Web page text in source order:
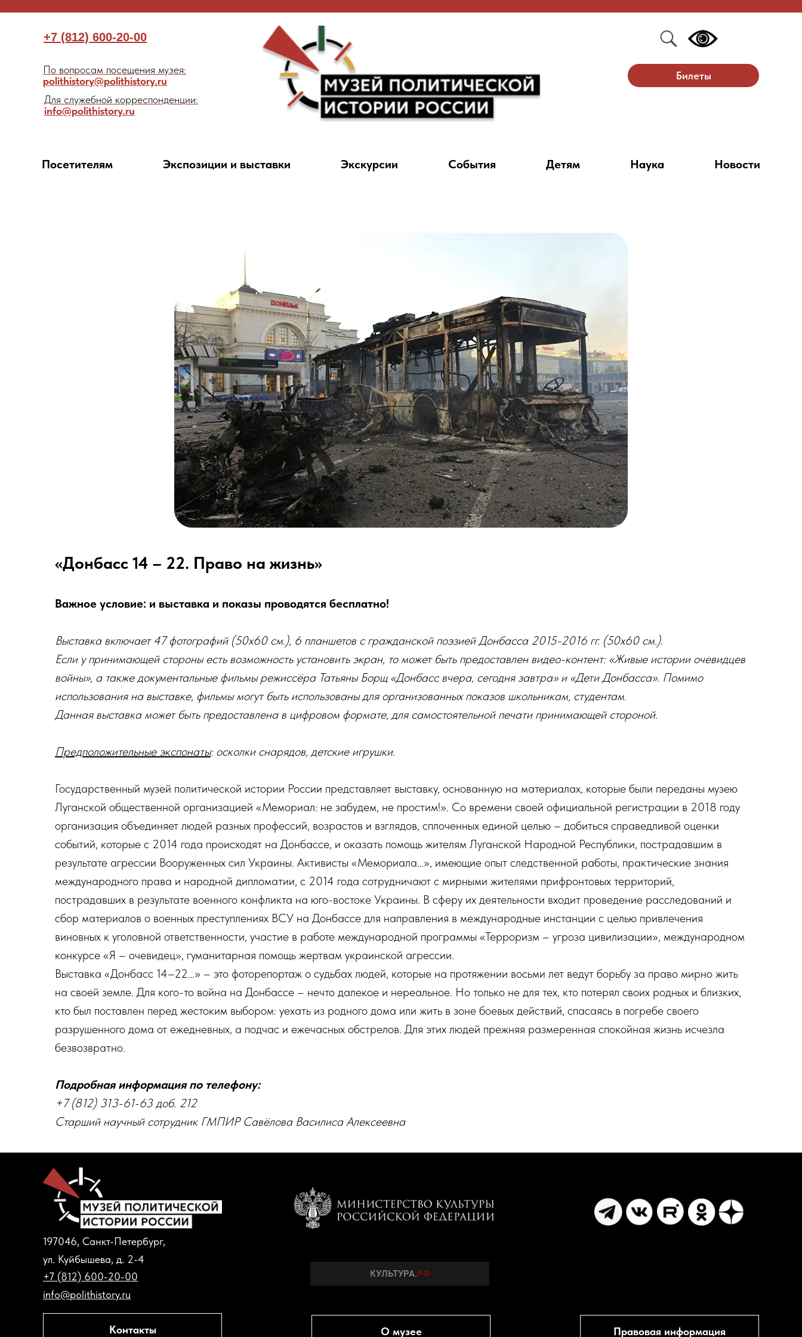
Билеты
+7 (812) 600-20-00
По вопросам посещения музея:
polithistory@polithistory.ru
Для служебной корреспонденции:
info@polithistory.ru
Посетителям Экспозиции и выставки Экскурсии События Детям Наука Новости
«Донбасс 14 – 22. Право на жизнь»
Важное условие: и выставка и показы проводятся бесплатно!
Выставка включает 47 фотографий (50х60 см.), 6 планшетов с гражданской поэзией Донбасса 2015-2016 гг. (50х60 см.).
Если у принимающей стороны есть возможность установить экран, то может быть предоставлен видео-контент: «Живые истории очевидцев
войны», а также документальные фильмы режиссёра Татьяны Борщ «Донбасс вчера, сегодня завтра» и «Дети Донбасса». Помимо
использования на выставке, фильмы могут быть использованы для организованных показов школьникам, студентам.
Данная выставка может быть предоставлена в цифровом формате, для самостоятельной печати принимающей стороной.
Предположительные экспонаты: осколки снарядов, детские игрушки.
Государственный музей политической истории России представляет выставку, основанную на материалах, которые были переданы музею
Луганской общественной организацией «Мемориал: не забудем, не простим!». Со времени своей официальной регистрации в 2018 году
организация объединяет людей разных профессий, возрастов и взглядов, сплоченных единой целью – добиться справедливой оценки
событий, которые с 2014 года происходят на Донбассе, и оказать помощь жителям Луганской Народной Республики, пострадавшим в
результате агрессии Вооруженных сил Украины. Активисты «Мемориала…», имеющие опыт следственной работы, практические знания
международного права и народной дипломатии, с 2014 года сотрудничают с мирными жителями прифронтовых территорий,
пострадавших в результате военного конфликта на юго-востоке Украины. В сферу их деятельности входит проведение расследований и
сбор материалов о военных преступлениях ВСУ на Донбассе для направления в международные инстанции с целью привлечения
виновных к уголовной ответственности, участие в работе международной программы «Терроризм – угроза цивилизации», международном
конкурсе «Я – очевидец», гуманитарная помощь жертвам украинской агрессии.
Выставка «Донбасс 14–22…» – это фоторепортаж о судьбах людей, которые на протяжении восьми лет ведут борьбу за право мирно жить
на своей земле. Для кого-то война на Донбассе – нечто далекое и нереальное. Но только не для тех, кто потерял своих родных и близких,
кто был поставлен перед жестоким выбором: уехать из родного дома или жить в зоне боевых действий, спасаясь в погребе своего
разрушенного дома от ежедневных, а подчас и ежечасных обстрелов. Для этих людей прежняя размеренная спокойная жизнь исчезла
безвозвратно.
Подробная информация по телефону:
+7 (812) 313-61-63 доб. 212
Старший научный сотрудник ГМПИР Савёлова Василиса Алексеевна
+7 (812) 600-20-00
ул. Куйбышева, д. 2-4
197046, Санкт-Петербург,
info@polithistory.ru
Контакты О музее Правовая информация